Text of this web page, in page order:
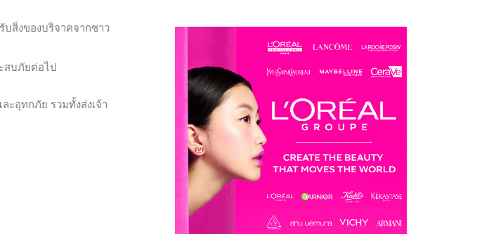
สิ่งของบริจาคจากชาว
สบภัยต่อไป
ะอุทกภัย รวมทั้งส่งเจ้า